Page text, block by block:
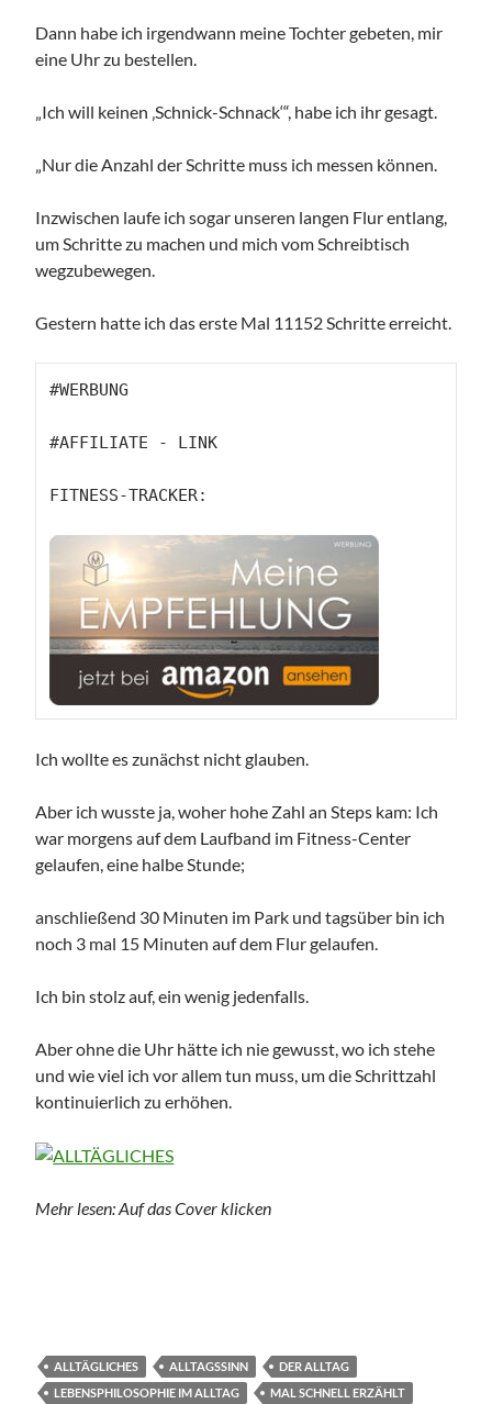
Dann habe ich irgendwann meine Tochter gebeten, mir
eine Uhr zu bestellen.
„Ich will keinen ‚Schnick-Schnack‘“, habe ich ihr gesagt.
„Nur die Anzahl der Schritte muss ich messen können.
Inzwischen laufe ich sogar unseren langen Flur entlang,
um Schritte zu machen und mich vom Schreibtisch
wegzubewegen.
Gestern hatte ich das erste Mal 11152 Schritte erreicht.
#WERBUNG
#AFFILIATE - LINK
FITNESS-TRACKER:
Ich wollte es zunächst nicht glauben.
Aber ich wusste ja, woher hohe Zahl an Steps kam: Ich
war morgens auf dem Laufband im Fitness-Center
gelaufen, eine halbe Stunde;
anschließend 30 Minuten im Park und tagsüber bin ich
noch 3 mal 15 Minuten auf dem Flur gelaufen.
Ich bin stolz auf, ein wenig jedenfalls.
Aber ohne die Uhr hätte ich nie gewusst, wo ich stehe
und wie viel ich vor allem tun muss, um die Schrittzahl
kontinuierlich zu erhöhen.
Mehr lesen: Auf das Cover klicken
ALLTÄGLICHES ALLTAGSSINN
DER ALLTAG
LEBENSPHILOSOPHIE IM ALLTAG
MAL SCHNELL ERZÄHLT